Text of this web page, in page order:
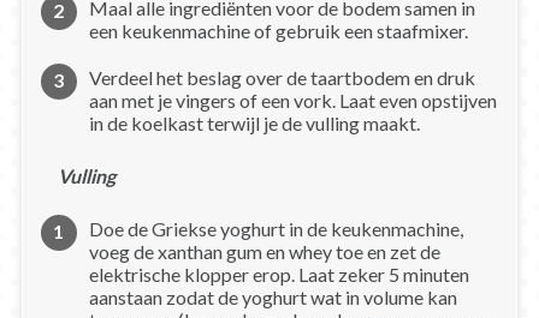
Maal alle ingrediënten voor de bodem samen in
een keukenmachine of gebruik een staafmixer.
Verdeel het beslag over de taartbodem en druk
aan met je vingers of een vork. Laat even opstijven
in de koelkast terwijl je de vulling maakt.
Vulling
Doe de Griekse yoghurt in de keukenmachine,
voeg de xanthan gum en whey toe en zet de
elektrische klopper erop. Laat zeker 5 minuten
aanstaan zodat de yoghurt wat in volume kan